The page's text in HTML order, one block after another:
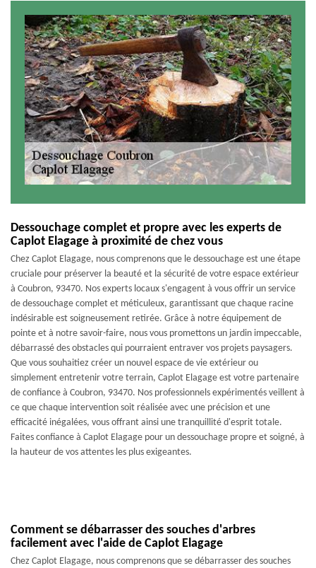
Dessouchage complet et propre avec les experts de
Caplot Elagage à proximité de chez vous
Chez Caplot Elagage, nous comprenons que le dessouchage est une étape
cruciale pour préserver la beauté et la sécurité de votre espace extérieur
à Coubron, 93470. Nos experts locaux s'engagent à vous offrir un service
de dessouchage complet et méticuleux, garantissant que chaque racine
indésirable est soigneusement retirée. Grâce à notre équipement de
pointe et à notre savoir-faire, nous vous promettons un jardin impeccable,
débarrassé des obstacles qui pourraient entraver vos projets paysagers.
Que vous souhaitiez créer un nouvel espace de vie extérieur ou
simplement entretenir votre terrain, Caplot Elagage est votre partenaire
de confiance à Coubron, 93470. Nos professionnels expérimentés veillent à
ce que chaque intervention soit réalisée avec une précision et une
efficacité inégalées, vous offrant ainsi une tranquillité d'esprit totale.
Faites confiance à Caplot Elagage pour un dessouchage propre et soigné, à
la hauteur de vos attentes les plus exigeantes.
Comment se débarrasser des souches d'arbres
facilement avec l'aide de Caplot Elagage
Chez Caplot Elagage, nous comprenons que se débarrasser des souches